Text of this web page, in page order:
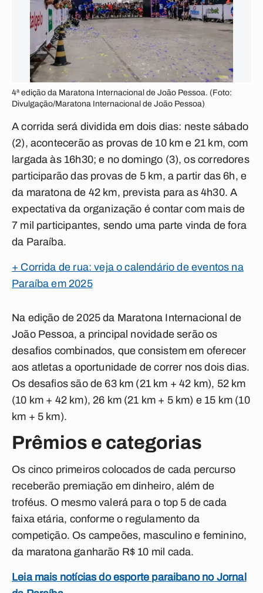
4ª edição da Maratona Internacional de João Pessoa. (Foto:
Divulgação/Maratona Internacional de João Pessoa)
A corrida será dividida em dois dias: neste sábado
(2), acontecerão as provas de 10 km e 21 km, com
largada às 16h30; e no domingo (3), os corredores
participarão das provas de 5 km, a partir das 6h, e
da maratona de 42 km, prevista para as 4h30. A
expectativa da organização é contar com mais de
7 mil participantes, sendo uma parte vinda de fora
da Paraíba.
+ Corrida de rua: veja o calendário de eventos na
Paraíba em 2025
Na edição de 2025 da Maratona Internacional de
João Pessoa, a principal novidade serão os
desafios combinados, que consistem em oferecer
aos atletas a oportunidade de correr nos dois dias.
Os desafios são de 63 km (21 km + 42 km), 52 km
(10 km + 42 km), 26 km (21 km + 5 km) e 15 km (10
km + 5 km).
Prêmios e categorias
Os cinco primeiros colocados de cada percurso
receberão premiação em dinheiro, além de
troféus. O mesmo valerá para o top 5 de cada
faixa etária, conforme o regulamento da
competição. Os campeões, masculino e feminino,
da maratona ganharão R$ 10 mil cada.
Leia mais notícias do esporte paraibano no Jornal